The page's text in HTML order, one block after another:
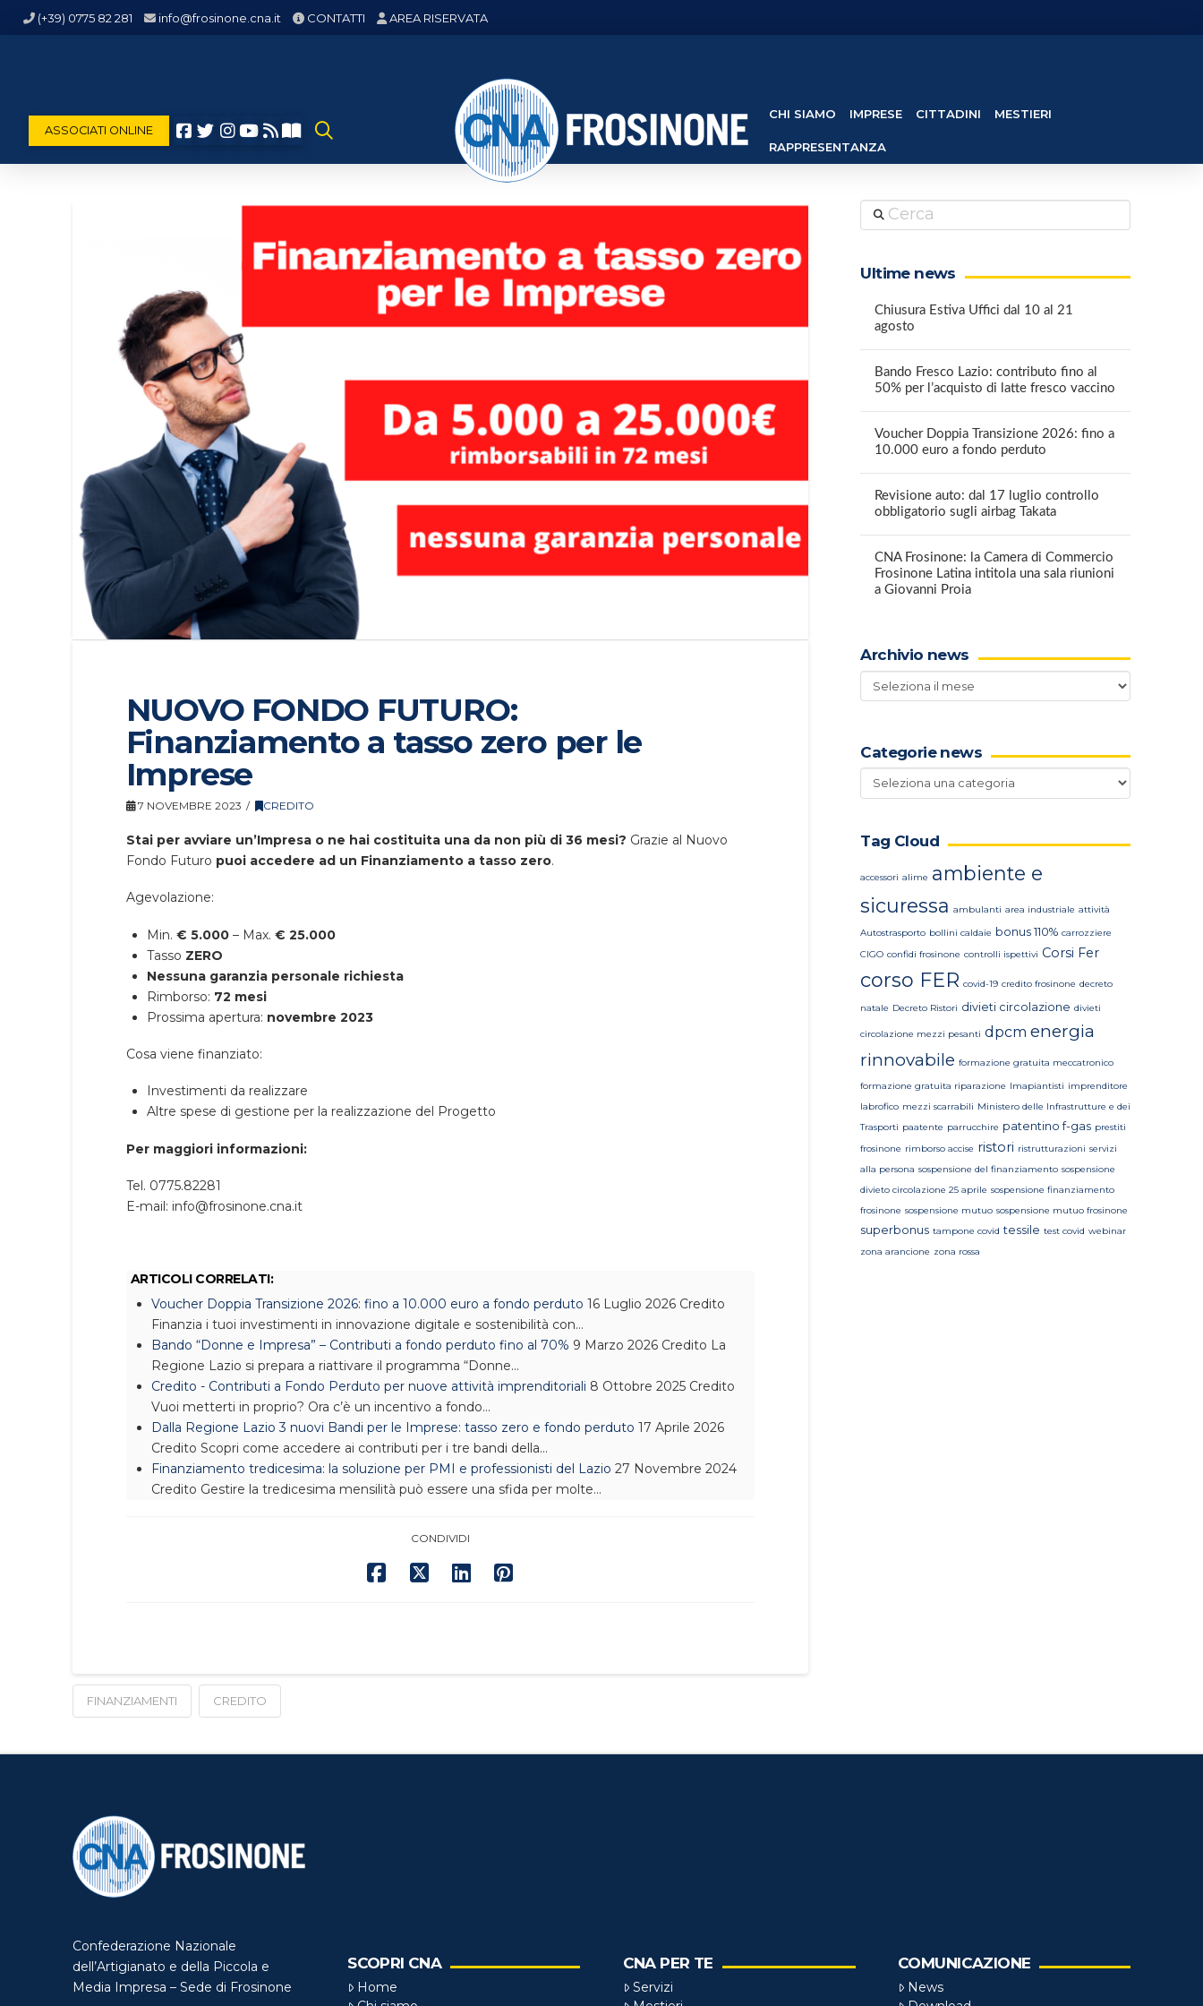
(+39) 0775 82 281 info@frosinone.cna.it CONTATTI AREA RISERVATA
ASSOCIATI ONLINE
CHI SIAMO IMPRESE CITTADINI MESTIERI
RAPPRESENTANZA
NUOVO FONDO FUTURO:
Finanziamento a tasso zero per le
Imprese
7 NOVEMBRE 2023 CREDITO
Stai per avviare un’Impresa o ne hai costituita una da non più di 36 mesi? Grazie al Nuovo
Fondo Futuro puoi accedere ad un Finanziamento a tasso zero.
Agevolazione:
Min. € 5.000 – Max. € 25.000
Tasso ZERO
Nessuna garanzia personale richiesta
Rimborso: 72 mesi
Prossima apertura: novembre 2023
Cosa viene finanziato:
Investimenti da realizzare
Altre spese di gestione per la realizzazione del Progetto
Per maggiori informazioni:
Tel. 0775.82281
E-mail: info@frosinone.cna.it
ARTICOLI CORRELATI:
Voucher Doppia Transizione 2026: fino a 10.000 euro a fondo perduto 16 Luglio 2026 Credito
Finanzia i tuoi investimenti in innovazione digitale e sostenibilità con…
Bando “Donne e Impresa” – Contributi a fondo perduto fino al 70% 9 Marzo 2026 Credito La
Regione Lazio si prepara a riattivare il programma “Donne…
Credito - Contributi a Fondo Perduto per nuove attività imprenditoriali 8 Ottobre 2025 Credito
Vuoi metterti in proprio? Ora c’è un incentivo a fondo…
Dalla Regione Lazio 3 nuovi Bandi per le Imprese: tasso zero e fondo perduto 17 Aprile 2026
Credito Scopri come accedere ai contributi per i tre bandi della…
Finanziamento tredicesima: la soluzione per PMI e professionisti del Lazio 27 Novembre 2024
Credito Gestire la tredicesima mensilità può essere una sfida per molte…
CONDIVIDI
FINANZIAMENTI CREDITO
Cerca
Ultime news
Chiusura Estiva Uffici dal 10 al 21
agosto
Bando Fresco Lazio: contributo fino al
50% per l’acquisto di latte fresco vaccino
Voucher Doppia Transizione 2026: fino a
10.000 euro a fondo perduto
Revisione auto: dal 17 luglio controllo
obbligatorio sugli airbag Takata
CNA Frosinone: la Camera di Commercio
Frosinone Latina intitola una sala riunioni
a Giovanni Proia
Archivio news
Archivio
news
Categorie news
Categorie
news
Tag Cloud
accessori alime ambiente e
sicuressa ambulanti area industriale attività
Autostrasporto bollini caldaie bonus 110% carrozziere
CIGO confidi frosinone controlli ispettivi Corsi Fer
corso FER covid-19 credito frosinone decreto
natale Decreto Ristori divieti circolazione divieti
circolazione mezzi pesanti dpcm energia
rinnovabile formazione gratuita meccatronico
formazione gratuita riparazione Imapiantisti imprenditore
labrofico mezzi scarrabili Ministero delle Infrastrutture e dei
Trasporti paatente parrucchire patentino f-gas prestiti
frosinone rimborso accise ristori ristrutturazioni servizi
alla persona sospensione del finanziamento sospensione
divieto circolazione 25 aprile sospensione finanziamento
frosinone sospensione mutuo sospensione mutuo frosinone
superbonus tampone covid tessile test covid webinar
zona arancione zona rossa
Confederazione Nazionale
dell’Artigianato e della Piccola e
Media Impresa – Sede di Frosinone
SCOPRI CNA
Home
CNA PER TE
Servizi
COMUNICAZIONE
News